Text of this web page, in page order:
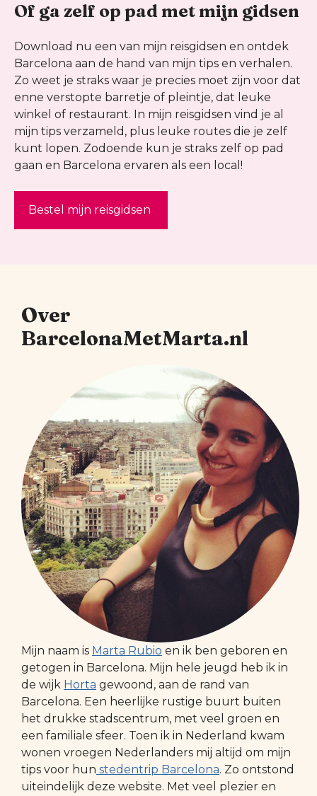
Of ga zelf op pad met mijn gidsen
Download nu een van mijn reisgidsen en ontdek
Barcelona aan de hand van mijn tips en verhalen.
Zo weet je straks waar je precies moet zijn voor dat
enne verstopte barretje of pleintje, dat leuke
winkel of restaurant. In mijn reisgidsen vind je al
mijn tips verzameld, plus leuke routes die je zelf
kunt lopen. Zodoende kun je straks zelf op pad
gaan en Barcelona ervaren als een local!
Bestel mijn reisgidsen
Over
BarcelonaMetMarta.nl
Mijn naam is Marta Rubio en ik ben geboren en
getogen in Barcelona. Mijn hele jeugd heb ik in
de wijk Horta gewoond, aan de rand van
Barcelona. Een heerlijke rustige buurt buiten
het drukke stadscentrum, met veel groen en
een familiale sfeer. Toen ik in Nederland kwam
wonen vroegen Nederlanders mij altijd om mijn
tips voor hun stedentrip Barcelona. Zo ontstond
uiteindelijk deze website. Met veel plezier en